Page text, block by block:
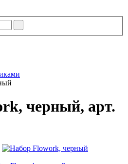
черный, арт.